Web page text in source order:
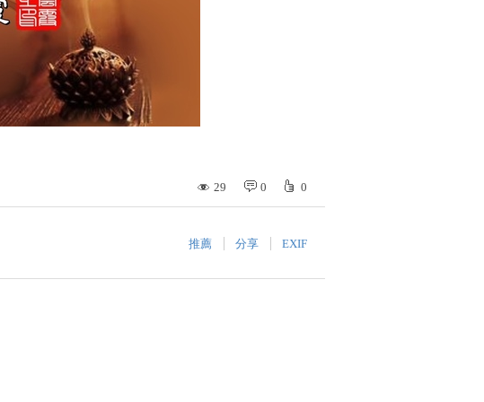
29 0 0
推薦 分享 EXIF